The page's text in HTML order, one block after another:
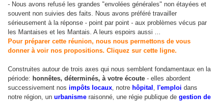
- Nous avons refusé les grandes "envolées générales" non étayées et
souvent non suivies des faits. Nous avons préféré travailler
sérieusement à la réponse - point par point - aux problèmes vécus par
les Mantaises et les Mantais. A leurs espoirs aussi ...
Pour préparer cette réunion, nous nous permettons de vous
donner à voir nos propositions. Cliquez sur cette ligne.
Construites autour de trois axes qui nous semblent fondamentaux en la
période: honnêtes, déterminés, à votre écoute - elles abordent
successivement nos impôts locaux, notre hôpital , l'emploi dans
notre région, un urbanisme raisonné, une régie publique de gestion de